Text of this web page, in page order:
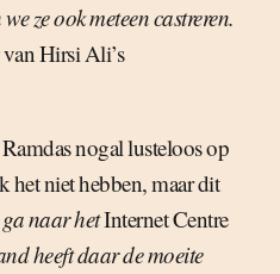
ze ook meteen castreren.
van Hirsi Ali’s
nogal lusteloos op
het niet hebben, maar dit
naar hetInternet Centre
heeft daar de moeite